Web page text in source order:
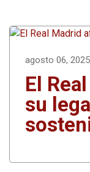
o
o
d
I
r
agosto 06, 2025
El
su